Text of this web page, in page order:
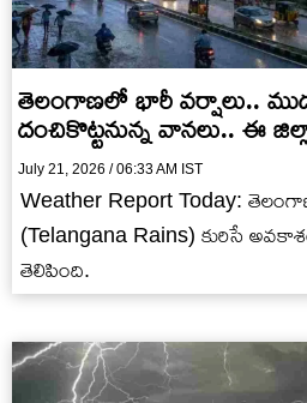
తెలంగాణలో భారీ వర్షాలు..
దంచికొట్టనున్న వానలు.. ఈ
July 21, 2026 / 06:33 AM IST
Weather Report Today:
(Telangana Rains) కురిసే
తెలిపింది.